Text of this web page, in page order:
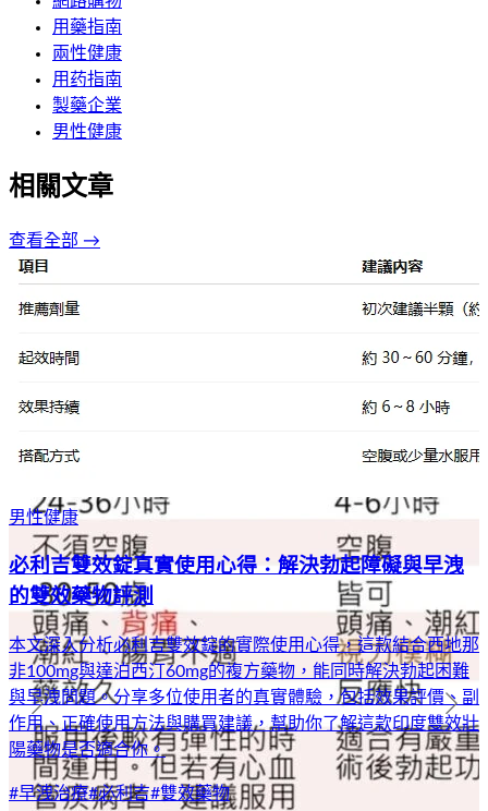
用藥指南
兩性健康
用药指南
製藥企業
男性健康
相關文章
查看全部 →
男性健康
必利吉雙效錠真實使用心得：解決勃起障礙與早洩
的雙效藥物評測
本文深入分析必利吉雙效錠的實際使用心得，這款結合西地那
非100mg與達泊西汀60mg的複方藥物，能同時解決勃起困難
與早洩問題。分享多位使用者的真實體驗，包括效果評價、副
作用、正確使用方法與購買建議，幫助你了解這款印度雙效壯
陽藥物是否適合你。
#早洩治療#必利吉#雙效藥物